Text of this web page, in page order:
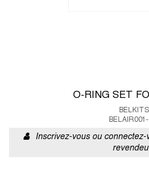
O-RING SET
BELKITS
Inscrivez-vous ou